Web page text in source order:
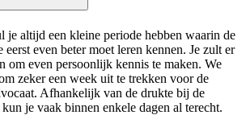
je altijd een kleine periode hebben waarin de
even beter moet leren kennen. Je zult er
om even persoonlijk kennis te maken. We
zeker een week uit te trekken voor de
Afhankelijk van de drukte bij de
je vaak binnen enkele dagen al terecht.